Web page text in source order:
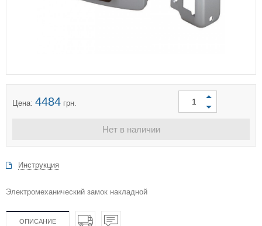
Цена: 4484 грн.
Нет в наличии
Инструкция
Электромеханический замок накладной
ОПИСАНИЕ